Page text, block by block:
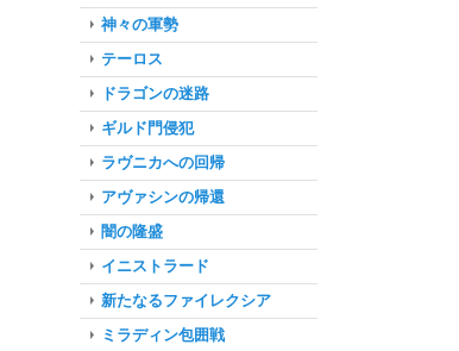
神々の軍勢
テーロス
ドラゴンの迷路
ギルド門侵犯
ラヴニカへの回帰
アヴァシンの帰還
闇の隆盛
イニストラード
新たなるファイレクシア
ミラディン包囲戦